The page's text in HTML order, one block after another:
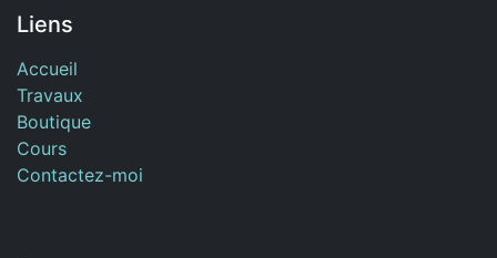
Liens
Accueil
Travaux
Boutique
Cours
Contactez-moi